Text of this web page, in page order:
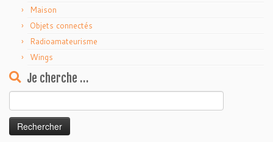
Maison
Objets connectés
Radioamateurisme
Wings
Je cherche …